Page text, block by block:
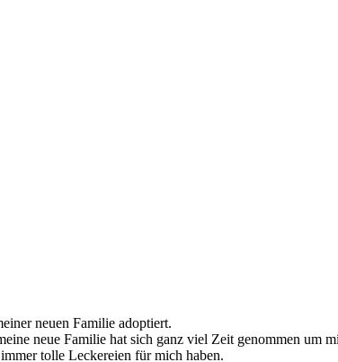
neuen Familie adoptiert.
neue Familie hat sich ganz viel Zeit genommen um
tolle Leckereien für mich haben.